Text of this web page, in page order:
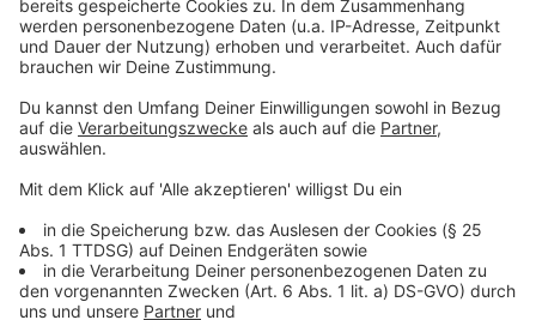
Kommentare werden also nicht einer Gruppe von anderen
Nutzern sichtbar gemacht. Nur Ihr seht, was wir Euch
schreiben.
Datenschutz:
Durch die Nutzung von WhatsApp sendest Du uns Deine
Handynummer. Wir werden Deine Handynummer
ausschließlich für die Kommunikation über WhatsApp
verwenden.